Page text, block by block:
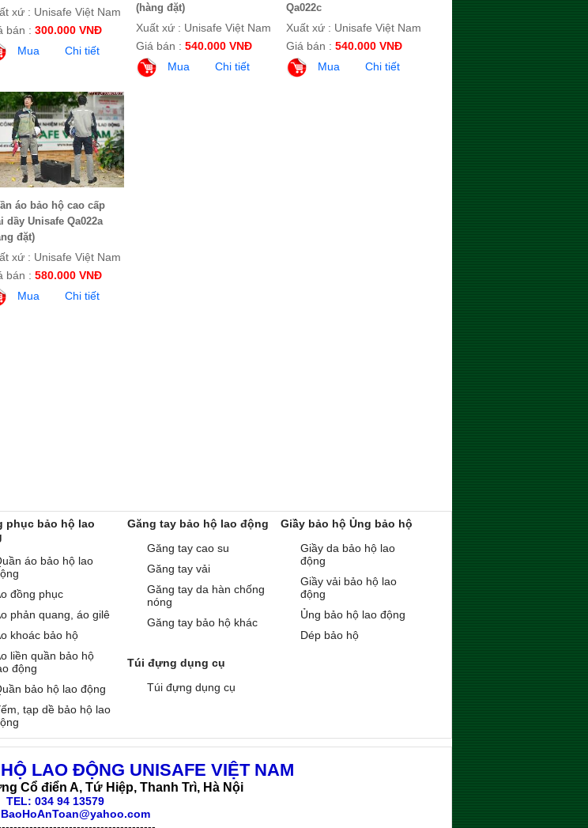
xứ : Unisafe Việt Nam
bán : 300.000 VNĐ
Mua
Chi tiết
(hàng đặt)
Xuất xứ : Unisafe Việt Nam
Giá bán : 540.000 VNĐ
Mua
Chi tiết
Qa022c
Xuất xứ : Unisafe Việt Nam
Giá bán : 540.000 VNĐ
Mua
Chi tiết
áo bảo hộ cao cấp
dầy Unisafe Qa022a
đặt)
xứ : Unisafe Việt Nam
bán : 580.000 VNĐ
Mua
Chi tiết
phục bảo hộ lao
áo bảo hộ lao
đồng phục
phản quang, áo gilê
khoác bảo hộ
liền quần bảo hộ
động
bảo hộ lao động
tạp dề bảo hộ lao
Găng tay bảo hộ lao động
Găng tay cao su
Găng tay vải
Găng tay da hàn chống
nóng
Găng tay bảo hộ khác
Giầy bảo hộ Ủng bảo hộ
Giầy da bảo hộ lao
động
Giầy vải bảo hộ lao
động
Ủng bảo hộ lao động
Dép bảo hộ
Túi đựng dụng cụ
Túi đựng dụng cụ
LAO ĐỘNG UNISAFE VIỆT NAM
Cổ điển A, Tứ Hiệp, Thanh Trì, Hà Nội
TEL: 034 94 13579